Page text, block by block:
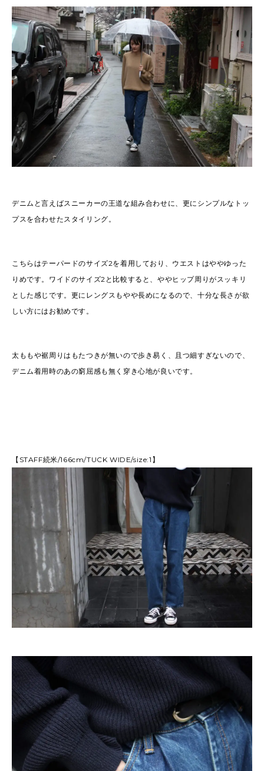
デニムと言えばスニーカーの王道な組み合わせに、更にシンプルなトッ
プスを合わせたスタイリング。
こちらはテーパードのサイズ2を着用しており、ウエストはややゆった
りめです。ワイドのサイズ2と比較すると、ややヒップ周りがスッキリ
とした感じです。更にレングスもやや長めになるので、十分な長さが欲
しい方にはお勧めです。
太ももや裾周りはもたつきが無いので歩き易く、且つ細すぎないので、
デニム着用時のあの窮屈感も無く穿き心地が良いです。
【STAFF続米/166cm/TUCK WIDE/size:1】